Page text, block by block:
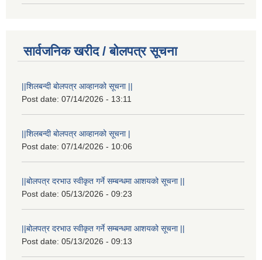
सार्वजनिक खरीद / बोलपत्र सूचना
||शिलबन्दी बोलपत्र आव्हानको सूचना ||
Post date: 07/14/2026 - 13:11
||शिलबन्दी बोलपत्र आव्हानको सूचना |
Post date: 07/14/2026 - 10:06
||बोलपत्र दरभाउ स्वीकृत गर्ने सम्बन्धमा आशयको सूचना ||
Post date: 05/13/2026 - 09:23
||बोलपत्र दरभाउ स्वीकृत गर्ने सम्बन्धमा आशयको सूचना ||
Post date: 05/13/2026 - 09:13